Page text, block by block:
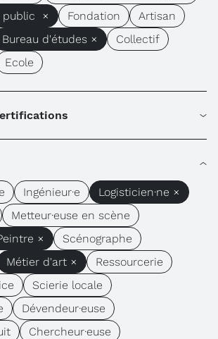
public ×
Fondation
Artisan
Bureau d'études ×
Collectif
Ecole
Ingénieur·e
Logisticien·ne ×
Metteur·euse en scène
×
Scénographe
Métier d'art ×
Ressourcerie
Scierie locale
Dévendeur·euse
Chercheur·euse